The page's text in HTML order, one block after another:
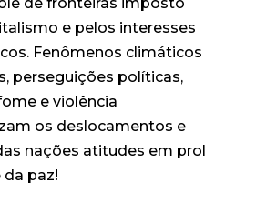
e pelos interesses
Fenômenos climáticos
perseguições políticas,
e violência
os deslocamentos e
nações atitudes em prol
da paz!